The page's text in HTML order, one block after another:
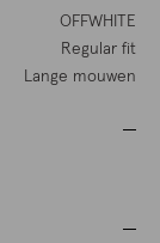
OFFWHITE
Regular fit
Lange mouwen